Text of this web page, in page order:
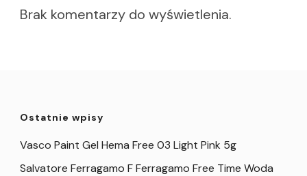
Brak komentarzy do wyświetlenia.
Ostatnie wpisy
Vasco Paint Gel Hema Free 03 Light Pink 5g
Salvatore Ferragamo F Ferragamo Free Time Woda